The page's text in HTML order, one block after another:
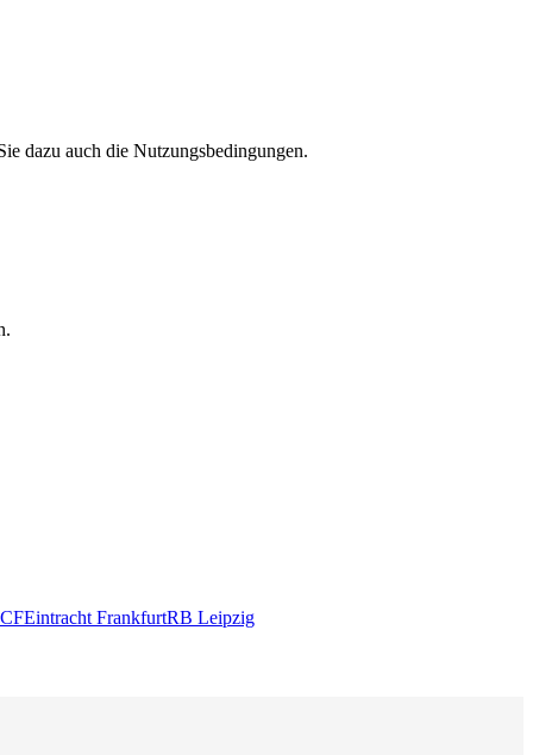
dazu auch die Nutzungsbedingungen.
Eintracht FrankfurtRB Leipzig